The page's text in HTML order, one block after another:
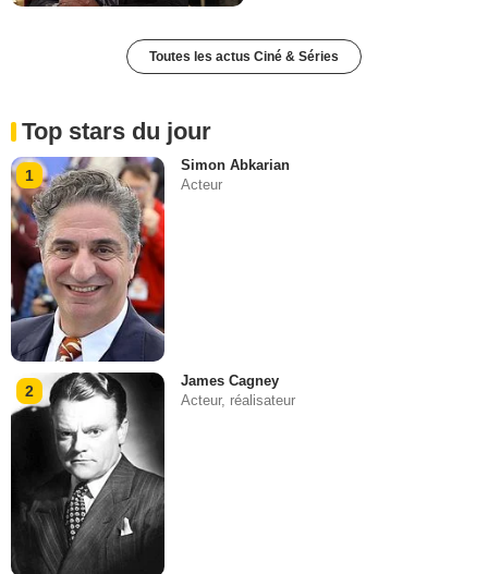
Toutes les actus Ciné & Séries
Top stars du jour
1
Simon Abkarian
Acteur
2
James Cagney
Acteur, réalisateur